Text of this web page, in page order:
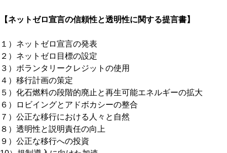
【ネットゼロ宣言の信頼性と透明性に関する提言書】
１）ネットゼロ宣言の発表
２）ネットゼロ目標の設定
３）ボランタリークレジットの使用
４）移行計画の策定
５）化石燃料の段階的廃止と再生可能エネルギーの拡大
６）ロビイングとアドボカシーの整合
７）公正な移行における人々と自然
８）透明性と説明責任の向上
９）公正な移行への投資